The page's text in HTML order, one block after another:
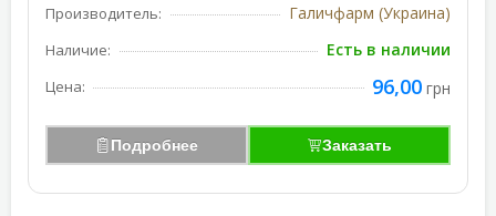
Производитель: Галичфарм (Украина)
Наличие: Есть в наличии
Цена: 96,00 грн
Подробнее Заказать